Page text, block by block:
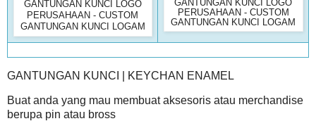
GANTUNGAN KUNCI LOGO
PERUSAHAAN - CUSTOM
GANTUNGAN KUNCI LOGAM
GANTUNGAN KUNCI LOGO
PERUSAHAAN - CUSTOM
GANTUNGAN KUNCI LOGAM
GANTUNGAN KUNCI | KEYCHAN ENAMEL
Buat anda yang mau membuat aksesoris atau merchandise
berupa pin atau bross